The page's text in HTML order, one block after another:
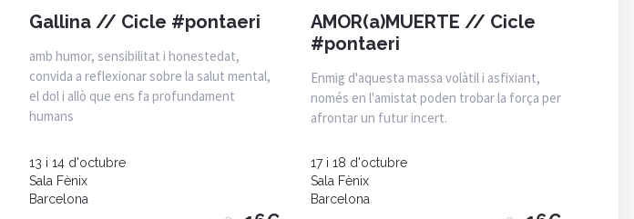
Gallina // Cicle #pontaeri
amb humor, sensibilitat i honestedat,
convida a reflexionar sobre la salut mental,
el dol i allò que ens fa profundament
humans
13 i 14 d'octubre
Sala Fènix
Barcelona
AMOR(a)MUERTE // Cicle
#pontaeri
Enmig d'aquesta massa volàtil i asfixiant,
només en l'amistat poden trobar la força per
afrontar un futur incert.
17 i 18 d'octubre
Sala Fènix
Barcelona